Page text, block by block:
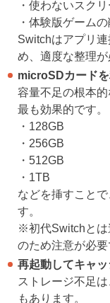
・使わないスク
・体験版ゲーム
Switchはアプリ
め、適度な整理が
microSDカード
容量不足の根本
最も効果的です。
・128GB
・256GB
・512GB
・1TB
などを挿すこと
す。
※初代Switchとは
のため注意が必要
再起動してキャ
ストレージ不足
もあります。